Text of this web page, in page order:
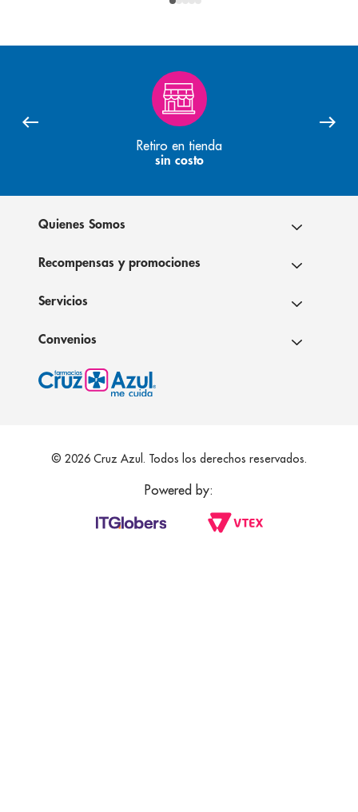
Retiro en tienda
sin costo
Quienes Somos
Recompensas y promociones
Servicios
Convenios
© 2026 Cruz Azul. Todos los derechos reservados.
Powered by: